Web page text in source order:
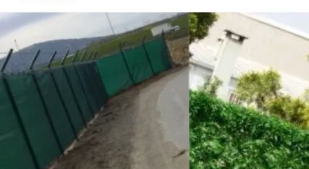
Cam sosyal
Kına Gecesi genel blog
Sigorta Veteriner
kadınlar ve takı sağlık